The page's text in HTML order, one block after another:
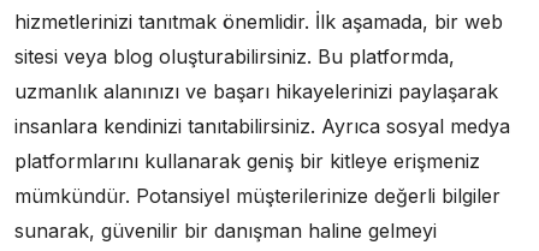
hizmetlerinizi tanıtmak önemlidir. İlk aşamada, bir web
sitesi veya blog oluşturabilirsiniz. Bu platformda,
uzmanlık alanınızı ve başarı hikayelerinizi paylaşarak
insanlara kendinizi tanıtabilirsiniz. Ayrıca sosyal medya
platformlarını kullanarak geniş bir kitleye erişmeniz
mümkündür. Potansiyel müşterilerinize değerli bilgiler
sunarak, güvenilir bir danışman haline gelmeyi